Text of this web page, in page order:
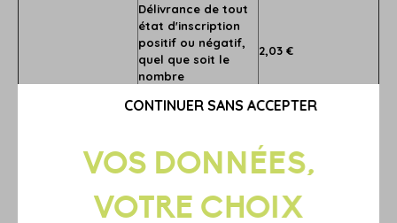
Délivrance de tout
état d'inscription
positif ou négatif,
quel que soit le
nombre
2,03 €
radiation
2,03 €
Inscription d'un protêt, y compris la
radiation :
CONTINUER SANS ACCEPTER